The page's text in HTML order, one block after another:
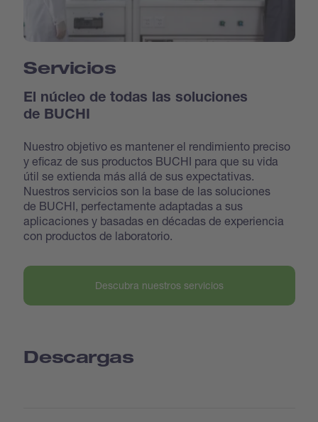
Servicios
El núcleo de todas las soluciones
de BUCHI
Nuestro objetivo es mantener el rendimiento preciso
y eficaz de sus productos BUCHI para que su vida
útil se extienda más allá de sus expectativas.
Nuestros servicios son la base de las soluciones
de BUCHI, perfectamente adaptadas a sus
aplicaciones y basadas en décadas de experiencia
con productos de laboratorio.
Descubra nuestros servicios
Descargas